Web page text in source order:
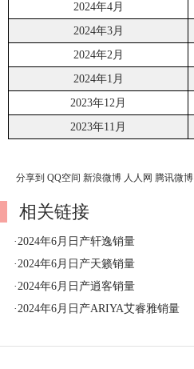
2024年4月
2024年3月
2024年2月
2024年1月
2023年12月
2023年11月
分享到 QQ空间 新浪微博 人人网 腾讯微博
相关链接
·2024年6月日产轩逸销量
·2024年6月日产天籁销量
·2024年6月日产逍客销量
·2024年6月日产ARIYA艾睿雅销量